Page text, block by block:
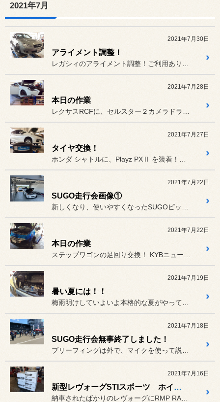
2021年7月
2021年7月30日
アライメント調整！
2021年7月28日
本日の作業
2021年7月27日
タイヤ交換！
2021年7月22日
SUGO走行会画像①
2021年7月22日
本日の作業
2021年7月19日
暑い夏には！！
2021年7月18日
SUGO走行会無事終了しました！
2021年7月16日
新型レヴォーグSTIスポーツ ホイール交換！